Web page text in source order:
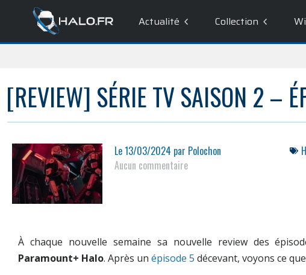
Actualité Collection
[REVIEW] SÉRIE TV SAISON 2 –
Le13/03/2024 par Polochon
Aucun commentaire
À chaque nouvelle semaine sa nouvelle review des
Paramount+ Halo. Après un épisode 5 décevant, voyons ce